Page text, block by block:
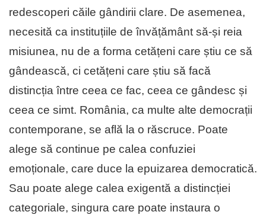
redescoperi căile gândirii clare. De asemenea,
necesită ca instituțiile de învățământ să-și reia
misiunea, nu de a forma cetățeni care știu ce să
gândească, ci cetățeni care știu să facă
distincția între ceea ce fac, ceea ce gândesc și
ceea ce simt. România, ca multe alte democrații
contemporane, se află la o răscruce. Poate
alege să continue pe calea confuziei
emoționale, care duce la epuizarea democratică.
Sau poate alege calea exigentă a distincției
categoriale, singura care poate instaura o